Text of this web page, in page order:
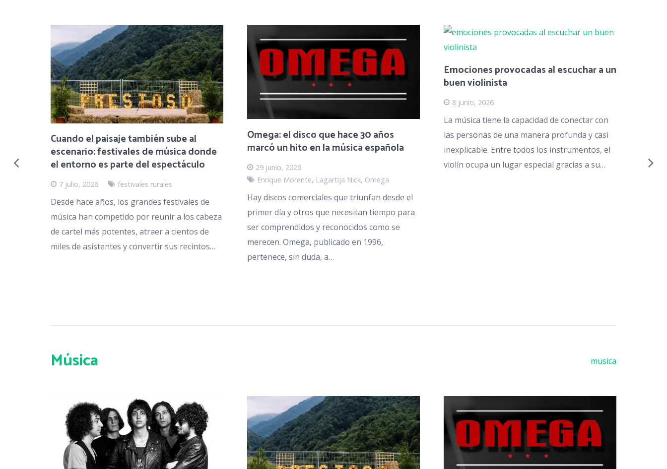
Cuando el paisaje también sube al
escenario: festivales de música donde
el entorno es parte del espectáculo
7 julio, 2026 festivales rurales
Desde hace años, los grandes festivales de
música han competido por reunir a los cabeza
de cartel más potentes, atraer a cientos de
miles de asistentes y convertir sus recintos…
Omega: el disco que hace 30 años
marcó un hito en la música española
29 junio, 2026
Enrique Morente, Lagartija Nick, Omega
Hay discos comerciales que triunfan desde el
primer día y otros que necesitan tiempo para
ser comprendidos y reconocidos como se
merecen. Omega, publicado en 1996,
pertenece, sin duda, a…
Emociones provocadas al escuchar a un
buen violinista
8 junio, 2026
La música tiene la capacidad de conectar con
las personas de una manera profunda y casi
inexplicable. Entre todos los instrumentos, el
violín ocupa un lugar especial gracias a su…
y
Música musica